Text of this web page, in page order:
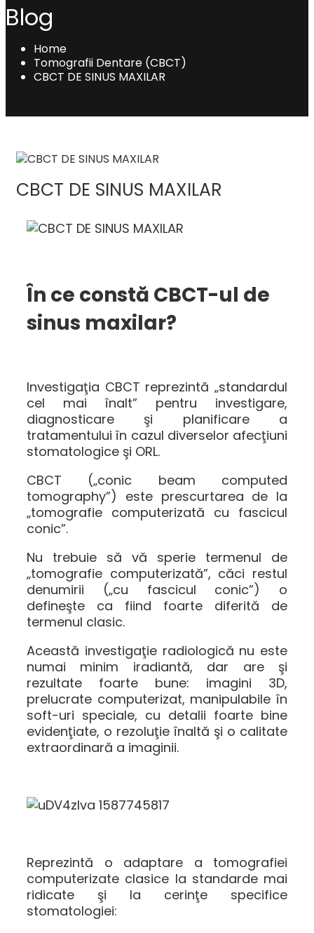
Blog
Home
Tomografii Dentare (CBCT)
CBCT DE SINUS MAXILAR
CBCT DE SINUS MAXILAR
În ce constă CBCT-ul de
sinus maxilar?
Investigaţia CBCT reprezintă „standardul
cel mai înalt” pentru investigare,
diagnosticare şi planificare a
tratamentului în cazul diverselor afecţiuni
stomatologice şi ORL.
CBCT („conic beam computed
tomography”) este prescurtarea de la
„tomografie computerizată cu fascicul
conic”.
Nu trebuie să vă sperie termenul de
„tomografie computerizată”, căci restul
denumirii („cu fascicul conic”) o
defineşte ca fiind foarte diferită de
termenul clasic.
Această investigaţie radiologică nu este
numai minim iradiantă, dar are şi
rezultate foarte bune: imagini 3D,
prelucrate computerizat, manipulabile în
soft-uri speciale, cu detalii foarte bine
evidenţiate, o rezoluţie înaltă şi o calitate
extraordinară a imaginii.
Reprezintă o adaptare a tomografiei
computerizate clasice la standarde mai
ridicate şi la cerinţe specifice
stomatologiei: